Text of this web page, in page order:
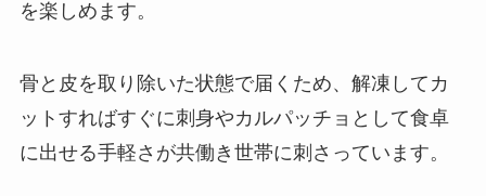
を楽しめます。
骨と皮を取り除いた状態で届くため、解凍してカ
ットすればすぐに刺身やカルパッチョとして食卓
に出せる手軽さが共働き世帯に刺さっています。